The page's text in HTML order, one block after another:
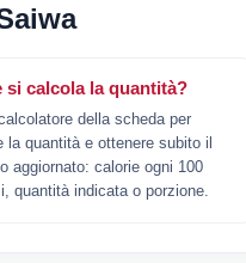
si calcola la quantità?
della scheda per
la quantità e ottenere subito il
aggiornato: calorie ogni 100
quantità indicata o porzione.